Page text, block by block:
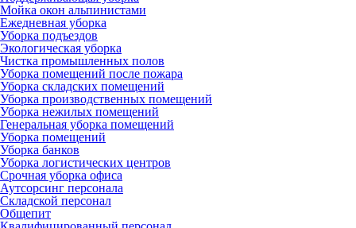
Мойка окон альпинистами
Ежедневная уборка
Уборка подъездов
Экологическая уборка
Чистка промышленных полов
Уборка помещений после пожара
Уборка складских помещений
Уборка производственных помещений
Уборка нежилых помещений
Генеральная уборка помещений
Уборка помещений
Уборка банков
Уборка логистических центров
Срочная уборка офиса
Аутсорсинг персонала
Складской персонал
Общепит